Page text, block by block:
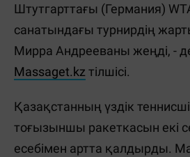
Штутгарттағы (Германия)
санатындағы турнирдің
Мирра Андрееваны жеңді, -
Massaget.kz тілшісі.
Қазақстанның үздік
тоғызыншы ракеткасын екі
есебімен артта қалдырды.